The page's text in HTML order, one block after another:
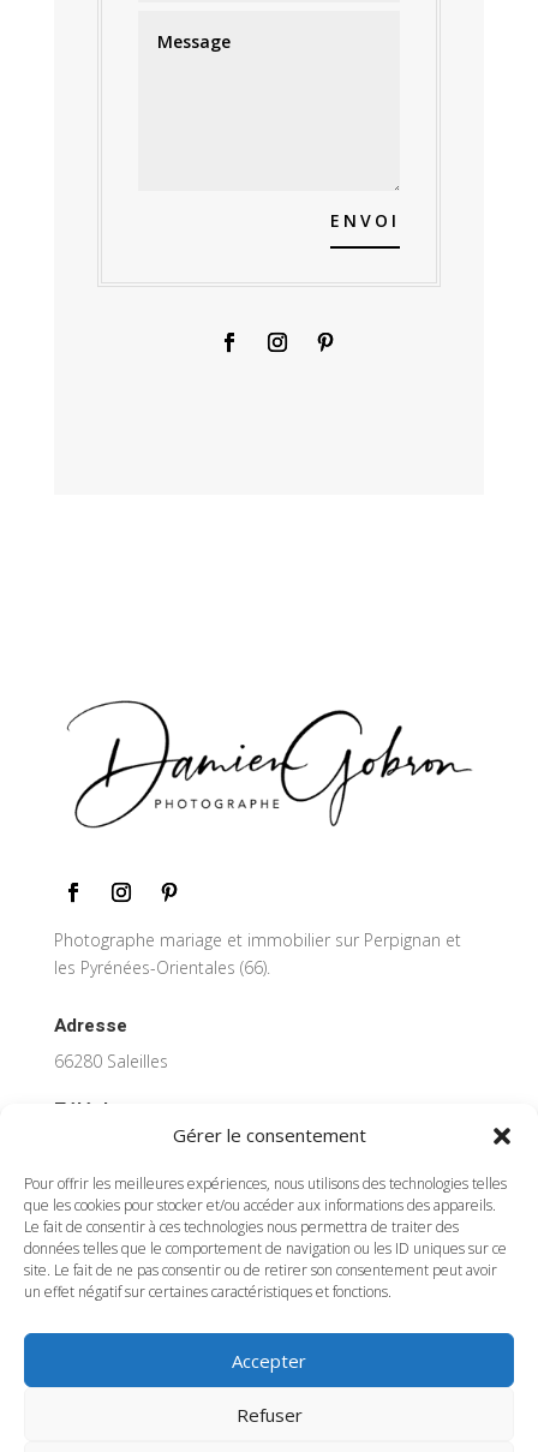
Gérer le consentement
Pour offrir les meilleures expériences, nous utilisons des technologies telles
que les cookies pour stocker et/ou accéder aux informations des appareils.
Le fait de consentir à ces technologies nous permettra de traiter des
données telles que le comportement de navigation ou les ID uniques sur ce
site. Le fait de ne pas consentir ou de retirer son consentement peut avoir
un effet négatif sur certaines caractéristiques et fonctions.
Accepter
Refuser
ENVOI
Photographe mariage et immobilier sur Perpignan et
les Pyrénées-Orientales (66).
Adresse
66280 Saleilles
Téléphone
Email
damien.gobron@gmail.com
Liens